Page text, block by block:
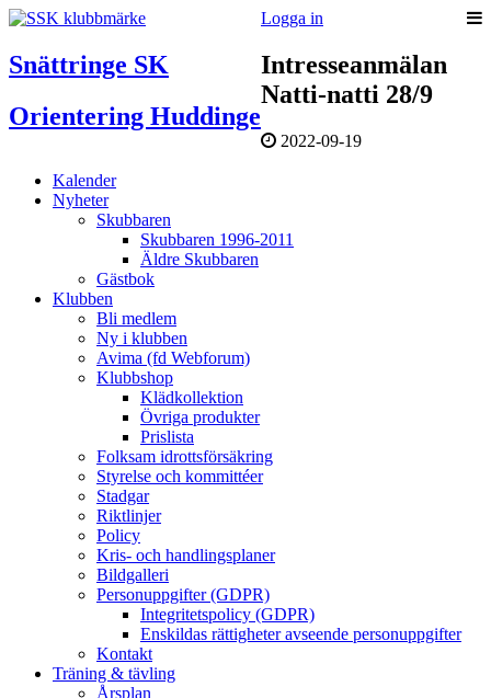
Logga in
Snättringe SK
Orientering Huddinge
Kalender
Nyheter
Skubbaren
Skubbaren 1996-2011
Äldre Skubbaren
Gästbok
Klubben
Bli medlem
Ny i klubben
Avima (fd Webforum)
Klubbshop
Klädkollektion
Övriga produkter
Prislista
Folksam idrottsförsäkring
Styrelse och kommittéer
Stadgar
Riktlinjer
Policy
Kris- och handlingsplaner
Bildgalleri
Personuppgifter (GDPR)
Integritetspolicy (GDPR)
Enskildas rättigheter avseende personuppgifter
Kontakt
Träning & tävling
Årsplan
Intresseanmälan
Natti-natti 28/9
2022-09-19